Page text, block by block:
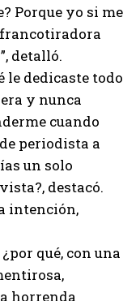
Porque yo si me
francotiradora
detalló.
le dedicaste todo
y nunca
cuando
periodista a
un solo
destacó.
intención,
qué, con una
horrenda